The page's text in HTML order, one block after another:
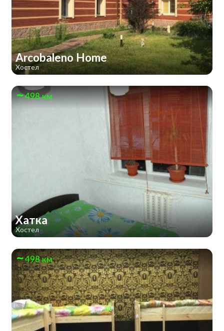
Arcobaleno Home
Хостел
498 км
Хатка
Хостел
498 км